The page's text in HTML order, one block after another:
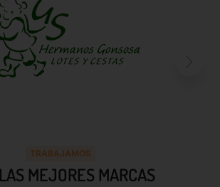
TRABAJAMOS
MEJORES MARCAS